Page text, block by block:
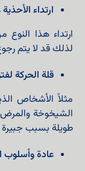
ارتداء
ارتداء هذا
لذلك قد لا يتم
قلة الحركة
مثلاً الأشخاص
الشيخوخة والمرض
طويلة بسبب
عادة